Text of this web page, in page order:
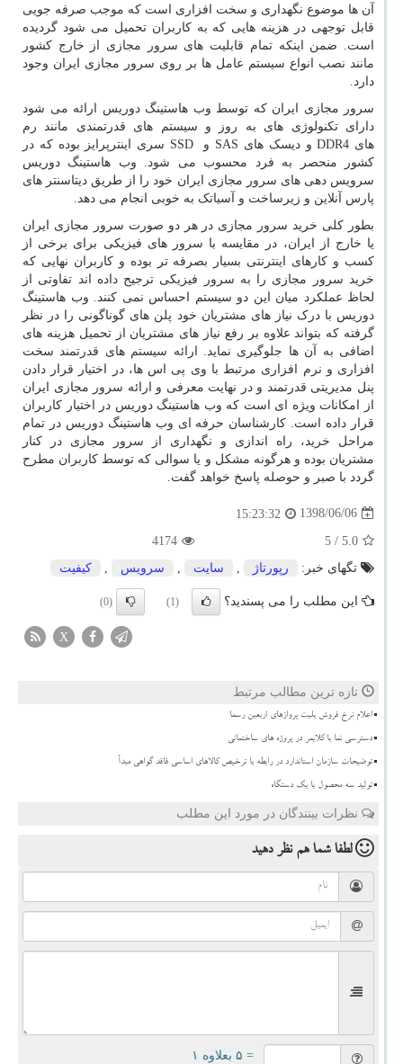
آن ها موضوع نگهداری و سخت افزاری است که موجب صرفه جویی
قابل توجهی در هزینه هایی که به کاربران تحمیل می شود گردیده
است. ضمن اینکه تمام قابلیت های سرور مجازی از خارج کشور
مانند نصب انواع سیستم عامل ها بر روی سرور مجازی ایران وجود
دارد.
سرور مجازی ایران که توسط وب هاستینگ دوریس ارائه می شود
دارای تکنولوژی های به روز و سیستم های قدرتمندی مانند رم
های DDR4 و دیسک های SAS و SSD سری اینترپرایز بوده که در
کشور منحصر به فرد محسوب می شود. وب هاستینگ دوریس
سرویس دهی های سرور مجازی ایران خود را از طریق دیتاسنتر های
پارس آنلاین و زیرساخت و آسیاتک به خوبی انجام می دهد.
بطور کلی خرید سرور مجازی در هر دو صورت سرور مجازی ایران
یا خارج از ایران، در مقایسه با سرور های فیزیکی برای برخی از
کسب و کارهای اینترنتی بسیار بصرفه تر بوده و کاربران نهایی که
خرید سرور مجازی را به سرور فیزیکی ترجیح داده اند تفاوتی از
لحاظ عملکرد میان این دو سیستم احساس نمی کنند. وب هاستینگ
دوریس با درک نیاز های مشتریان خود پلن های گوناگونی را در نظر
گرفته که بتواند علاوه بر رفع نیاز های مشتریان از تحمیل هزینه های
اضافی به آن ها جلوگیری نماید. ارائه سیستم های قدرتمند سخت
افزاری و نرم افزاری مرتبط با وی پی اس ها، در اختیار قرار دادن
پنل مدیریتی قدرتمند و در نهایت معرفی و ارائه سرور مجازی ایران
از امکانات ویژه ای است که وب هاستینگ دوریس در اختیار کاربران
قرار داده است. کارشناسان حرفه ای وب هاستینگ دوریس در تمام
مراحل خرید، راه اندازی و نگهداری از سرور مجازی در کنار
مشتریان بوده و هرگونه مشکل و یا سوالی که توسط کاربران مطرح
گردد با صبر و حوصله پاسخ خواهد گفت.
1398/06/06
15:23:32
5.0
/ 5
4174
تگهای خبر:
رپورتاژ , سایت , سرویس , كیفیت
این مطلب را می پسندید؟ (1)
(0)
X
تازه ترین مطالب مرتبط
اعلام نرخ فروش بلیت پروازهای اربعین رسما
دسترسی نما با کلایمر در پروژه های ساختمانی
توضیحات سازمان استاندارد در رابطه با ترخیص کالاهای اساسی فاقد گواهی مبدأ
تولید سه محصول با یک دستگاه
نظرات بینندگان در مورد این مطلب
لطفا شما همنظر دهید
= ۵ بعلاوه ۱